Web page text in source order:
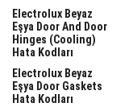
Electrolux Beyaz
Eşya Door And Door
Hinges (cooling)
Hata Kodları
Electrolux Beyaz
Eşya Door Gaskets
Hata Kodları